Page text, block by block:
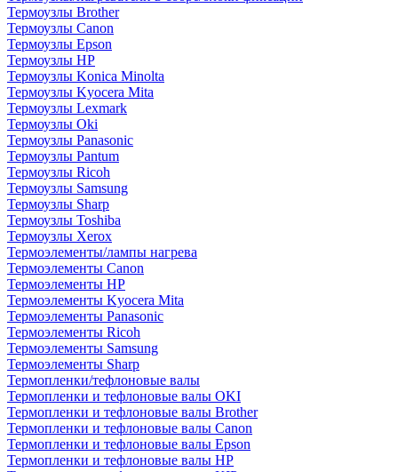
Термоузлы Brother
Термоузлы Canon
Термоузлы Epson
Термоузлы HP
Термоузлы Konica Minolta
Термоузлы Kyocera Mita
Термоузлы Lexmark
Термоузлы Oki
Термоузлы Panasonic
Термоузлы Pantum
Термоузлы Ricoh
Термоузлы Samsung
Термоузлы Sharp
Термоузлы Toshiba
Термоузлы Xerox
Термоэлементы/лампы нагрева
Термоэлементы Canon
Термоэлементы HP
Термоэлементы Kyocera Mita
Термоэлементы Panasonic
Термоэлементы Ricoh
Термоэлементы Samsung
Термоэлементы Sharp
Термопленки/тефлоновые валы
Термопленки и тефлоновые валы OKI
Термопленки и тефлоновые валы Brother
Термопленки и тефлоновые валы Canon
Термопленки и тефлоновые валы Epson
Термопленки и тефлоновые валы HP